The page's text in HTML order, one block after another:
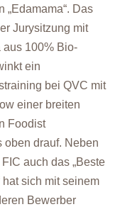
„Edamama“. Das
Jurysitzung mit
aus 100% Bio-
ein
bei QVC mit
einer breiten
Foodist
oben drauf. Neben
auch das „Beste
hat sich mit seinem
Bewerber